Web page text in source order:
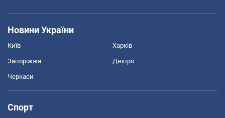
Новини України
Київ Харків
Запоріжжя Дніпро
Черкаси
Спорт